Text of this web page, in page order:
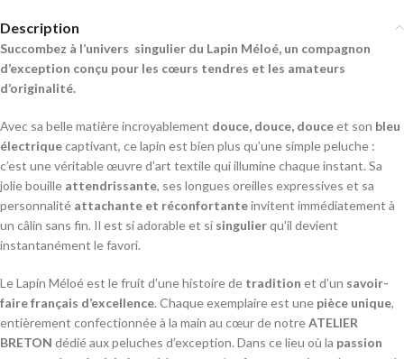
Description
Succombez à l’univers singulier du Lapin Méloé, un compagnon
d’exception conçu pour les cœurs tendres et les amateurs
d’originalité.
Avec sa belle matière incroyablement douce, douce, douceet son bleu
électriquecaptivant, ce lapin est bien plus qu’une simple peluche :
c’est une véritable œuvre d’art textile qui illumine chaque instant. Sa
jolie bouille attendrissante, ses longues oreilles expressives et sa
personnalité attachante et réconfortanteinvitent immédiatement à
un câlin sans fin. Il est si adorable et si singulierqu’il devient
instantanément le favori.
Le Lapin Méloé est le fruit d’une histoire de tradition et d’un savoir-
faire français d’excellence. Chaque exemplaire est une pièce unique,
entièrement confectionnée à la main au cœur de notreATELIER
BRETON dédié aux peluches d’exception. Dans ce lieu où la passion